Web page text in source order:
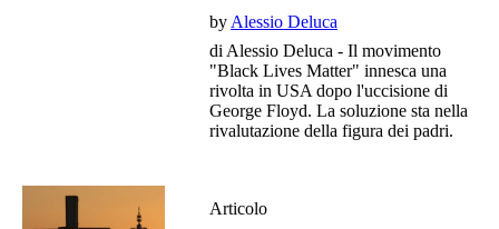
by Alessio Deluca
di Alessio Deluca - Il movimento
"Black Lives Matter" innesca una
rivolta in USA dopo l'uccisione di
George Floyd. La soluzione sta nella
rivalutazione della figura dei padri.
Articolo